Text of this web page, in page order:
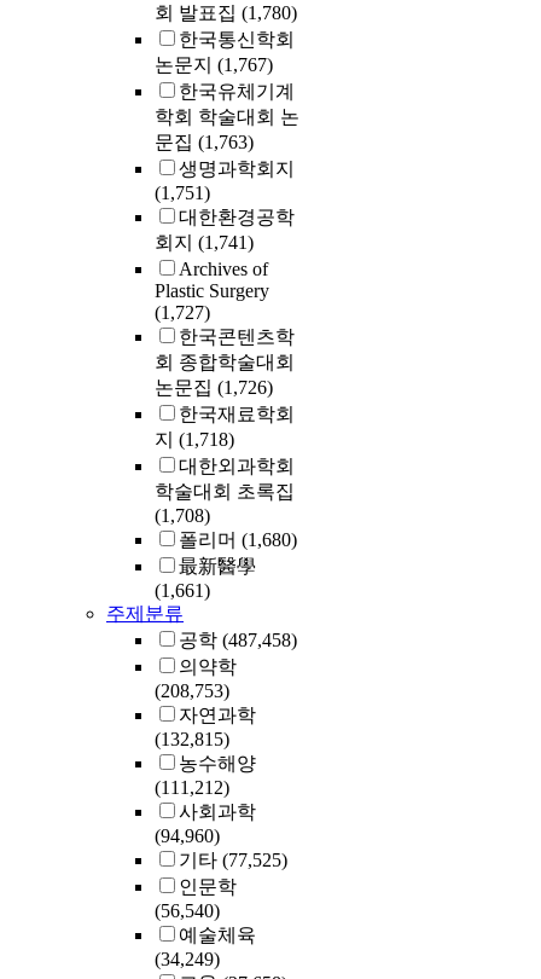
회 발표집 (1,780)
한국통신학회
논문지 (1,767)
한국유체기계
학회 학술대회 논
문집 (1,763)
생명과학회지
(1,751)
대한환경공학
회지 (1,741)
Archives of
Plastic Surgery
(1,727)
한국콘텐츠학
회 종합학술대회
논문집 (1,726)
한국재료학회
지 (1,718)
대한외과학회
학술대회 초록집
(1,708)
폴리머 (1,680)
最新醫學
(1,661)
주제분류
공학 (487,458)
의약학
(208,753)
자연과학
(132,815)
농수해양
(111,212)
사회과학
(94,960)
기타 (77,525)
인문학
(56,540)
예술체육
(34,249)